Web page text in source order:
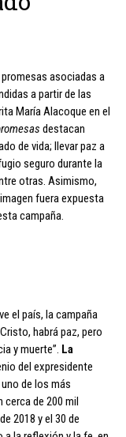
asociadas a
a partir de las
María Alacoque en el
destacan
de vida; llevar paz a
seguro durante la
otras. Asimismo,
fuera expuesta
campaña.
el país, la campaña
habrá paz, pero
y muerte”. La
del expresidente
de los más
de 200 mil
2018 y el 30 de